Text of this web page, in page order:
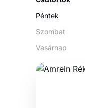
Péntek
Szombat
Vasárnap